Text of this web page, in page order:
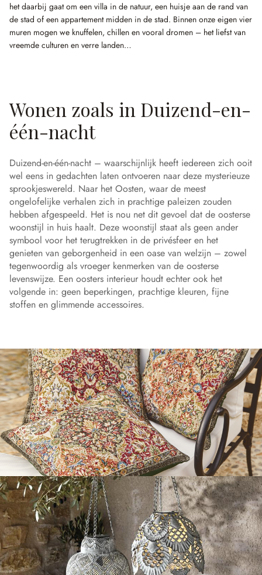
het daarbij gaat om een villa in de natuur, een huisje aan de rand van
de stad of een appartement midden in de stad. Binnen onze eigen vier
muren mogen we knuffelen, chillen en vooral dromen – het liefst van
vreemde culturen en verre landen…
Wonen zoals in Duizend-en-
één-nacht
Duizend-en-één-nacht – waarschijnlijk heeft iedereen zich ooit
wel eens in gedachten laten ontvoeren naar deze mysterieuze
sprookjeswereld. Naar het Oosten, waar de meest
ongelofelijke verhalen zich in prachtige paleizen zouden
hebben afgespeeld. Het is nou net dit gevoel dat de oosterse
woonstijl in huis haalt. Deze woonstijl staat als geen ander
symbool voor het terugtrekken in de privésfeer en het
genieten van geborgenheid in een oase van welzijn – zowel
tegenwoordig als vroeger kenmerken van de oosterse
levenswijze. Een oosters interieur houdt echter ook het
volgende in: geen beperkingen, prachtige kleuren, fijne
stoffen en glimmende accessoires.